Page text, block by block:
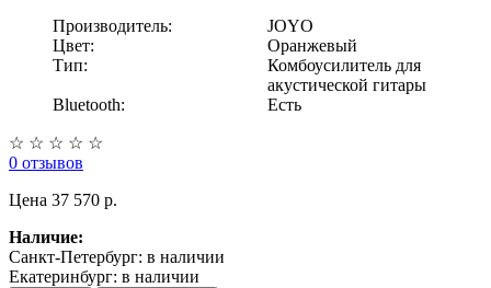
Производитель:
JOYO
Цвет:
Оранжевый
Тип:
Комбоусилитель для
акустической гитары
Bluetooth:
Есть
☆ ☆ ☆ ☆ ☆
0 отзывов
Цена 37 570 p.
Наличие:
Санкт-Петербург: в наличии
Екатеринбург: в наличии